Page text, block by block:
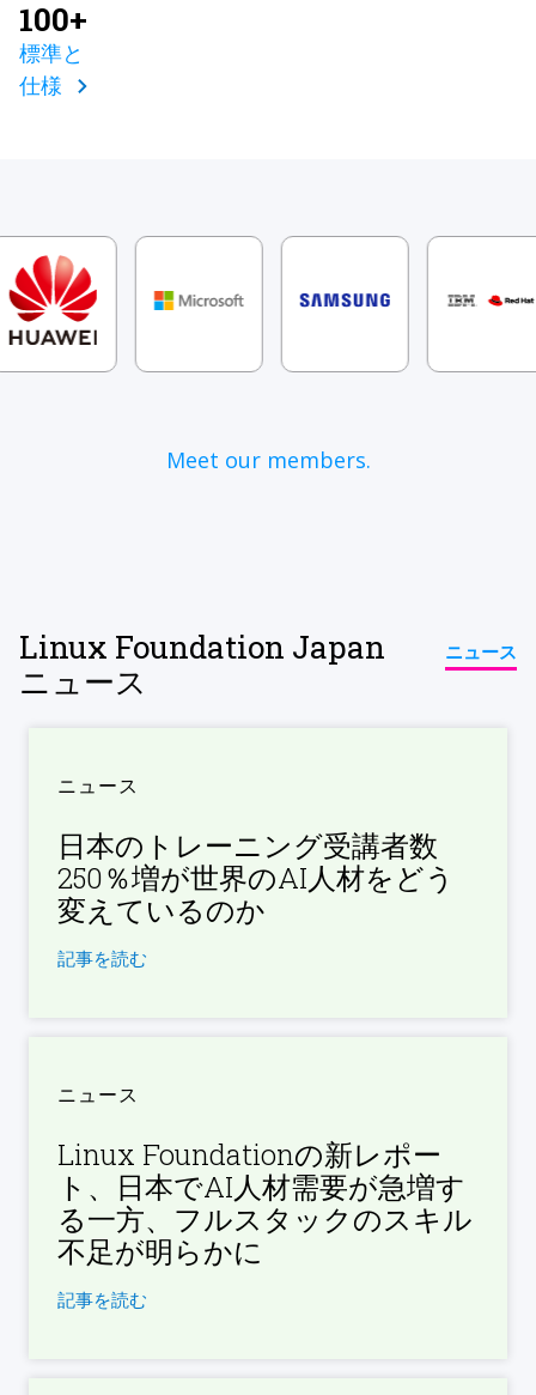
100+
標準と
仕様
Meet our members.
Linux Foundation Japan
ニュース
ニュース
ニュース
日本のトレーニング受講者数
250％増が世界のAI人材をどう
変えているのか
記事を読む
ニュース
Linux Foundationの新レポー
ト、日本でAI人材需要が急増す
る一方、フルスタックのスキル
不足が明らかに
記事を読む